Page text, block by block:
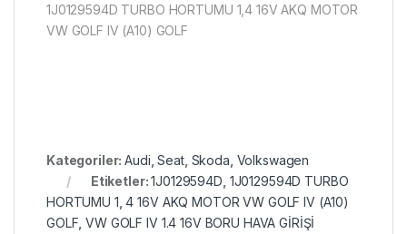
1J0129594D TURBO HORTUMU 1,4 16V AKQ MOTOR
VW GOLF IV (A10) GOLF
Kategoriler:Audi ,Seat, Skoda Volkswagen
Etiketler:1J0129594D 1J0129594D TURBO
HORTUMU 1 ,4 16V AKQ MOTOR VW GOLF IV (A10)
GOLF ,VW GOLF IV 1.4 16V BORU HAVA GİRİŞİ